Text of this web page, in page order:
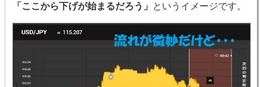
「ここから下げが始まるだろう」 というイメージです。